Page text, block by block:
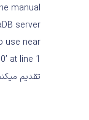
manual
server
use near
تقدیم